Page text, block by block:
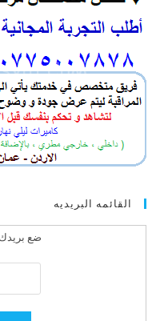
القائمه البريديه
ضع